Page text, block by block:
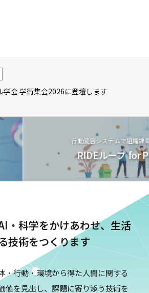
学会 学術集会2026に登壇します
行動変容システムで組織課題を解
RIDEループ for
・科学をかけあわせ、 生活
技術をつくります
・行動・環境から得た人間に関する
値を見出し、課題に寄り添う技術を